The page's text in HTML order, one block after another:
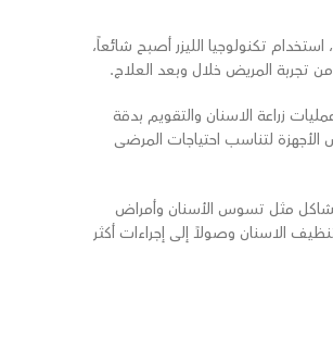
تكنولوجيا الليزر أصبح شائعاً،
تجربة المريض خلال وبعد العلاج.
زراعة الاسنان والتقويم بدقة
لتناسب احتياجات المرضى
مثل تسوس الأسنان وأمراض
الاسنان وصولاً إلى إجراءات أكثر